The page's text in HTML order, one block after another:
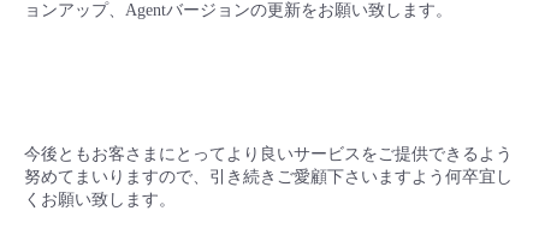
ョンアップ、Agentバージョンの更新をお願い致します。
今後ともお客さまにとってより良いサービスをご提供できるよう
努めてまいりますので、引き続きご愛顧下さいますよう何卒宜し
くお願い致します。